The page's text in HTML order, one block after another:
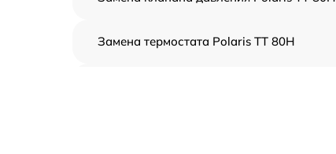
Замена термостата Polaris TT 80H